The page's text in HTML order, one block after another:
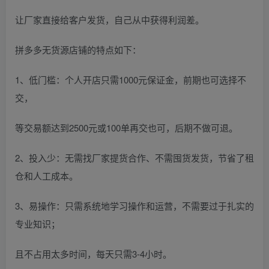
让厂家直接给客户发货，自己从中获得利润差。
拼多多无货源店铺的特点如下：
1、低门槛：个人开店只需1000元保证金，前期也可选择不
交，
等交易额达到2500元或100单再交也可，后期不做可退。
2、投入少：无需找厂家提货合作、不需囤货发货，节省了租
仓和人工成本。
3、易操作：只需系统地学习操作和运营，不需要过于扎实的
专业知识；
且不占用太多时间，每天只需3-4小时。